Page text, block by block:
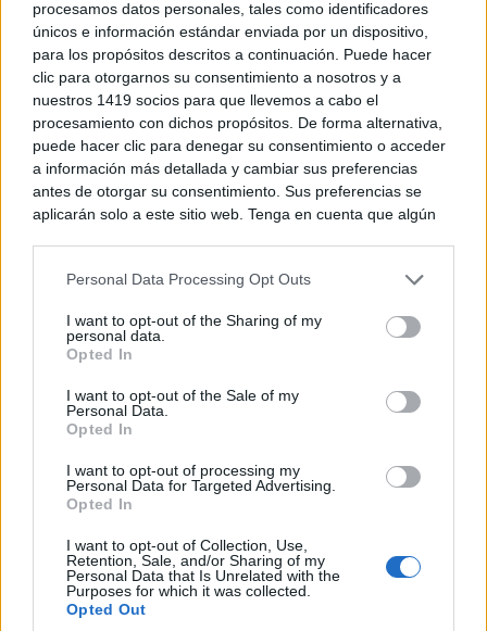
procesamos datos personales, tales como identificadores
únicos e información estándar enviada por un dispositivo,
para los propósitos descritos a continuación. Puede hacer
clic para otorgarnos su consentimiento a nosotros y a
nuestros 1419 socios para que llevemos a cabo el
procesamiento con dichos propósitos. De forma alternativa,
puede hacer clic para denegar su consentimiento o acceder
a información más detallada y cambiar sus preferencias
antes de otorgar su consentimiento. Sus preferencias se
aplicarán solo a este sitio web. Tenga en cuenta que algún
rechazar tal procesamiento. Puede cambiar sus preferencias
a este sitio y haciendo clic en el botón "Privacidad" en la
parte inferior de la página web.
Please note that this website/app uses one or more Google
services and may gather and store information including but
not limited to your visit or usage behaviour. You may click to
use your data for below specified purposes in below Google
consent section.
Personal Data Processing Opt Outs
I want to opt-out of the Sharing of my
personal data.
Opted In
I want to opt-out of the Sale of my
Personal Data.
Opted In
I want to opt-out of processing my
Personal Data for Targeted Advertising.
Opted In
I want to opt-out of Collection, Use,
Retention, Sale, and/or Sharing of my
Personal Data that Is Unrelated with the
Purposes for which it was collected.
Opted Out
¿Y si estas apps desconocidas cambiaran tu rutina?
Esto explica el bostezo
Así reacciona tu cerebro al ver bostezar a otros